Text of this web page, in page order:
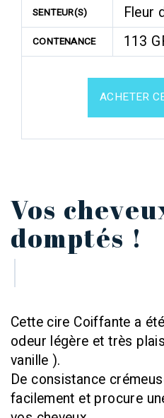
SENTEUR(S) Fleur
CONTENANCE 113
ACHETER
Vos
domptés !
Cette cire Coiffante a
odeur légère et très
vanille ).
De consistance
facilement et procure